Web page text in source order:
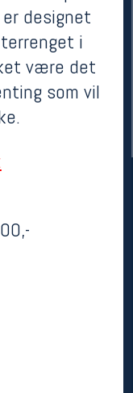
designet
i
være det
som vil